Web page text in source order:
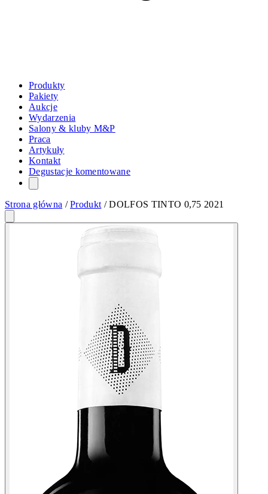
Produkty
Pakiety
Aukcje
Wydarzenia
Salony & kluby M&P
Praca
Artykuły
Kontakt
Degustacje komentowane
Strona główna /Produkt /DOLFOS TINTO 0,75 2021